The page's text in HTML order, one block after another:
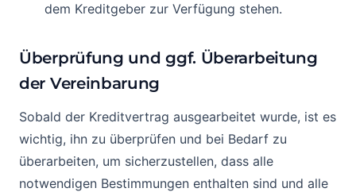
dem Kreditgeber zur Verfügung stehen.
Überprüfung und ggf. Überarbeitung
der Vereinbarung
Sobald der Kreditvertrag ausgearbeitet wurde, ist es
wichtig, ihn zu überprüfen und bei Bedarf zu
überarbeiten, um sicherzustellen, dass alle
notwendigen Bestimmungen enthalten sind und alle